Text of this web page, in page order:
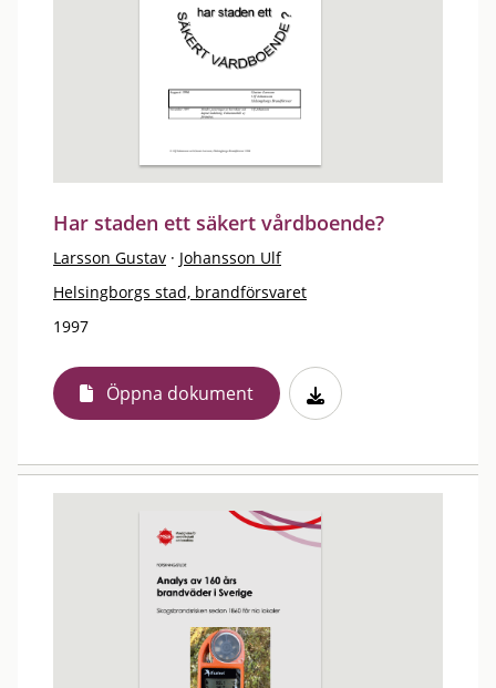
Har staden ett säkert vårdboende?
Larsson Gustav · Johansson Ulf
Helsingborgs stad, brandförsvaret
1997
Öppna dokument